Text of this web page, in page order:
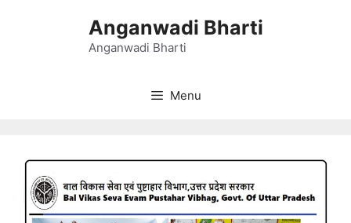
Anganwadi Bharti
Anganwadi Bharti
Menu